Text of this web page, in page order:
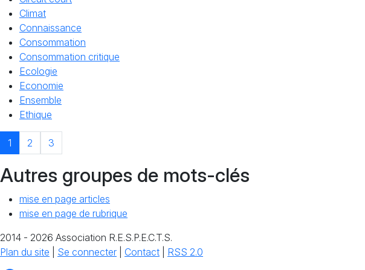
Climat
Connaissance
Consommation
Consommation critique
Ecologie
Economie
Ensemble
Ethique
1 2 3
Autres groupes de mots-clés
mise en page articles
mise en page de rubrique
2014 - 2026 Association R.E.S.P.E.C.T.S.
Plan du site
Se connecter Contact RSS 2.0